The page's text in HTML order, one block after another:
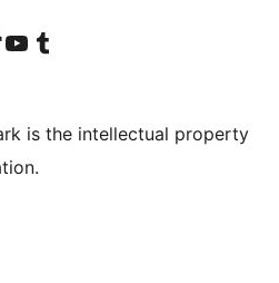
account
TikTok account
Visit our YouTube channel
Visit our Tumblr account
is the intellectual property